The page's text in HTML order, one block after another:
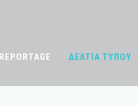
REPORTAGE ΔΕΛΤΙΑ ΤΥΠΟΥ